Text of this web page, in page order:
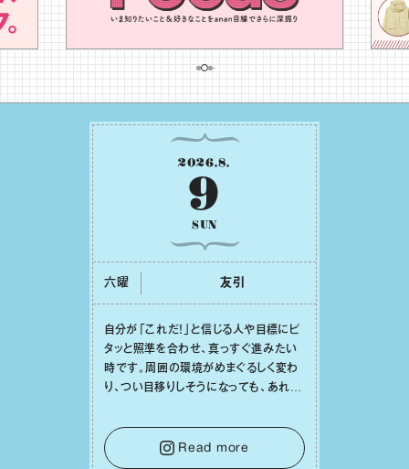
2026.8.
9
SUN
六曜 友引
⾃分が「これだ！」と信じる⼈や⽬標にピ
タッと照準を合わせ、真っすぐ進みたい
時です。周囲の環境がめまぐるしく変わ
り、つい⽬移りしそうになっても、あれこ
をそっと⼿放し、⽬の前のことに集中しま
しょう。そのブレない決意が、あなたにと
って有意義で安定した成果を引き寄せま
Read more